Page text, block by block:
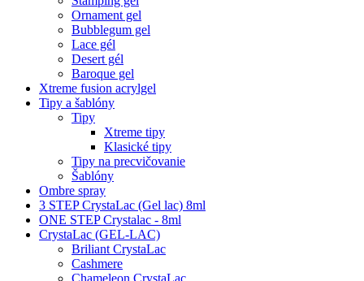
Ornament gel
Bubblegum gel
Lace gél
Desert gél
Baroque gel
Xtreme fusion acrylgel
Tipy a šablóny
Tipy
Xtreme tipy
Klasické tipy
Tipy na precvičovanie
Šablóny
Ombre spray
3 STEP CrystaLac (Gel lac) 8ml
ONE STEP Crystalac - 8ml
CrystaLac (GEL-LAC)
Briliant CrystaLac
Cashmere
Chameleon CrystaLac